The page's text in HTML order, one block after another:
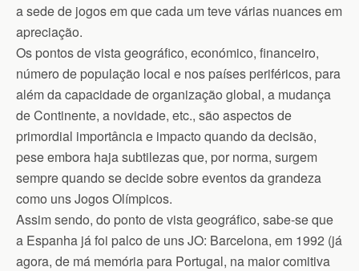
a sede de jogos em que cada um teve várias nuances em
apreciação.
Os pontos de vista geográfico, económico, financeiro,
número de população local e nos países periféricos, para
além da capacidade de organização global, a mudança
de Continente, a novidade, etc., são aspectos de
primordial importância e impacto quando da decisão,
pese embora haja subtilezas que, por norma, surgem
sempre quando se decide sobre eventos da grandeza
como uns Jogos Olímpicos.
Assim sendo, do ponto de vista geográfico, sabe-se que
a Espanha já foi palco de uns JO: Barcelona, em 1992 (já
agora, de má memória para Portugal, na maior comitiva